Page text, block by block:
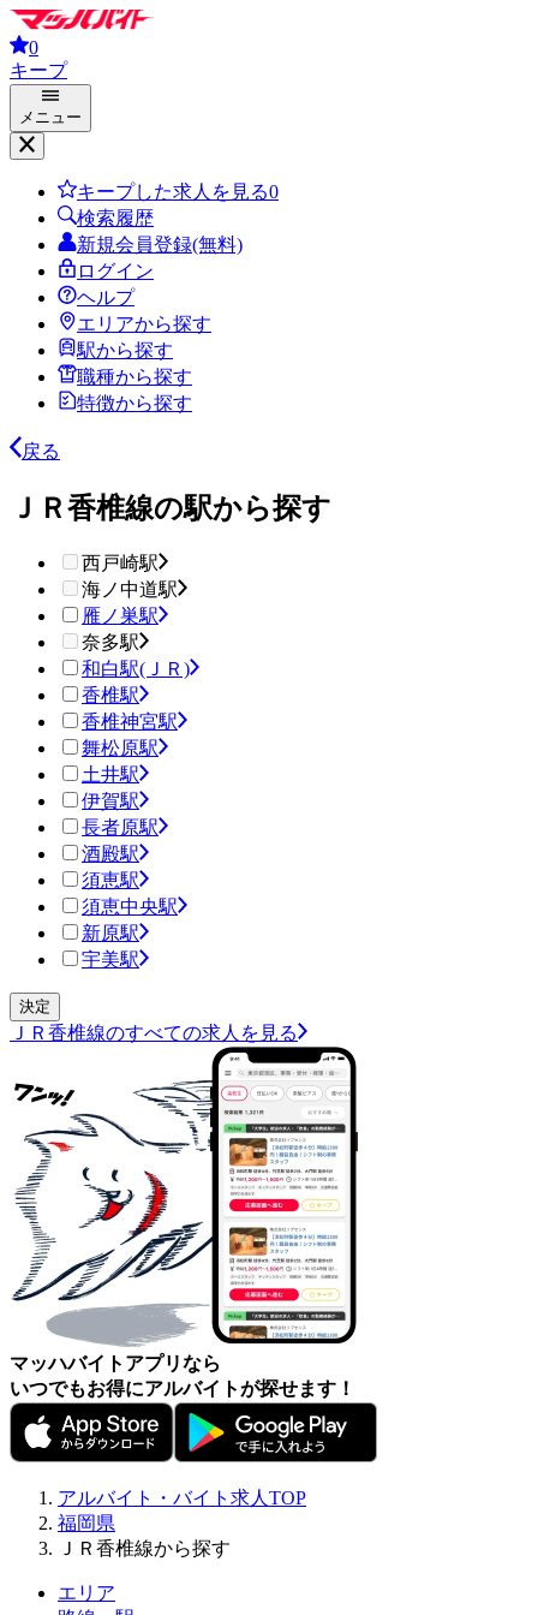
0
キープ
メニュー
キープした求人を見る0
検索履歴
新規会員登録(無料)
ログイン
ヘルプ
エリアから探す
駅から探す
職種から探す
特徴から探す
戻る
ＪＲ香椎線の駅から探す
西戸崎駅
海ノ中道駅
雁ノ巣駅
奈多駅
和白駅(ＪＲ)
香椎駅
香椎神宮駅
舞松原駅
土井駅
伊賀駅
長者原駅
酒殿駅
須恵駅
須恵中央駅
新原駅
宇美駅
ＪＲ香椎線のすべての求人を見る
マッハバイトアプリなら
いつでもお得にアルバイトが探せます！
アルバイト・バイト求人TOP
福岡県
ＪＲ香椎線から探す
エリア